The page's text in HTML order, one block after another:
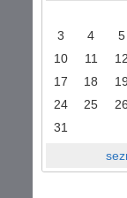
3
4 5
10
11 12
17
18 19
24
25 26
31